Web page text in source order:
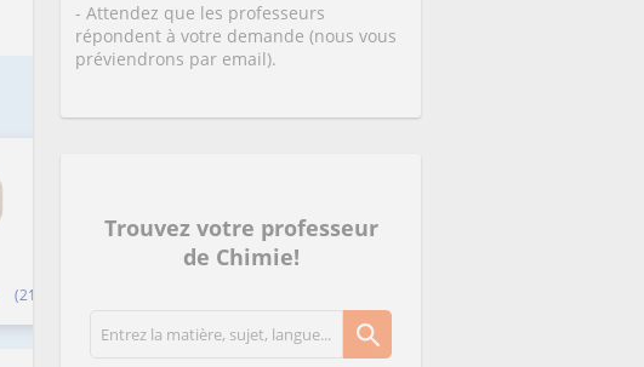
- Attendez que les professeurs
répondent à votre demande (nous vous
préviendrons par email).
Trouvez votre professeur
de Chimie!